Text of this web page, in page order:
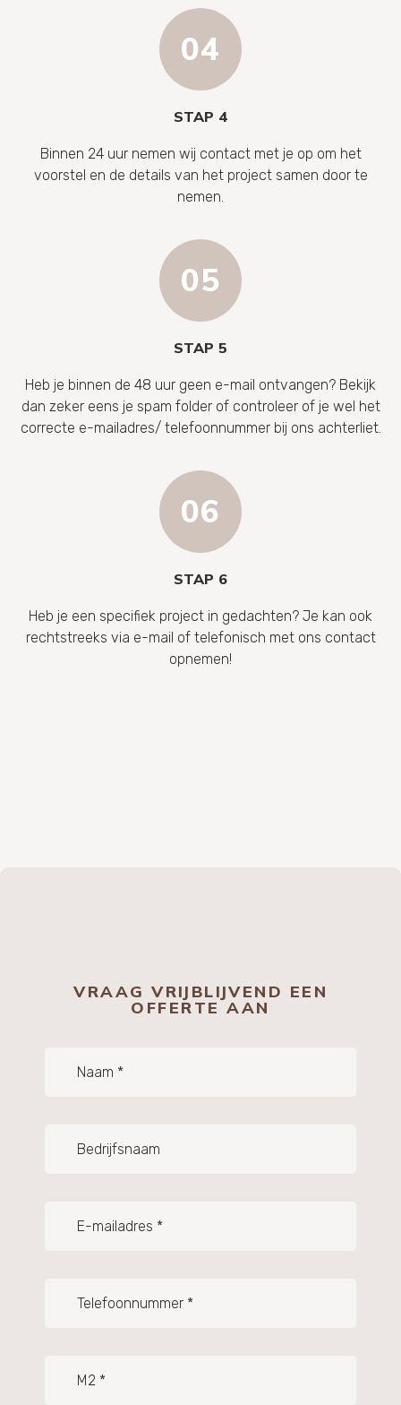
STAP 4
Binnen 24 uur nemen wij contact met je op om het
voorstel en de details van het project samen door te
nemen.
STAP 5
Heb je binnen de 48 uur geen e-mail ontvangen? Bekijk
dan zeker eens je spam folder of controleer of je wel het
correcte e-mailadres/ telefoonnummer bij ons achterliet.
STAP 6
Heb je een specifiek project in gedachten? Je kan ook
rechtstreeks via e-mail of telefonisch met ons contact
opnemen!
VRAAG VRIJBLIJVEND EEN
OFFERTE AAN
mailadres (Vereist)